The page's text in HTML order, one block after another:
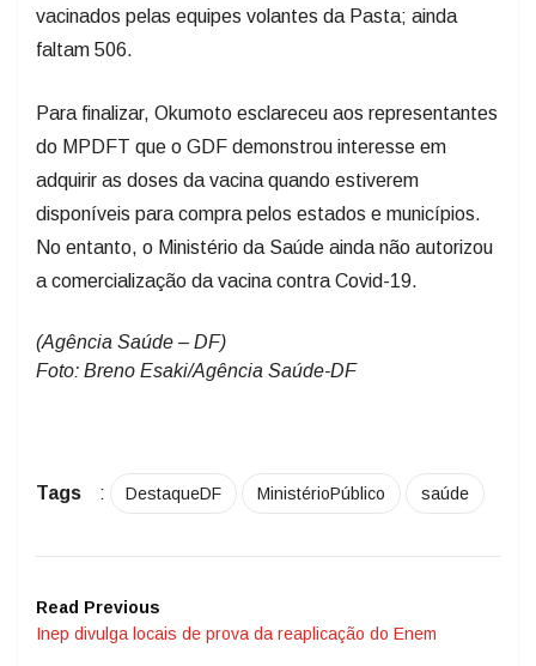
vacinados pelas equipes volantes da Pasta; ainda
faltam 506.
Para finalizar, Okumoto esclareceu aos representantes
do MPDFT que o GDF demonstrou interesse em
adquirir as doses da vacina quando estiverem
disponíveis para compra pelos estados e municípios.
No entanto, o Ministério da Saúde ainda não autorizou
a comercialização da vacina contra Covid-19.
(Agência Saúde – DF)
Foto: Breno Esaki/Agência Saúde-DF
Tags : DestaqueDF MinistérioPúblico saúde
Read Previous
Inep divulga locais de prova da reaplicação do Enem